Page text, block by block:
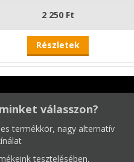
2 250 Ft
Részletek
válasszon?
termékkör, nagy alternatív
tesztelésében,